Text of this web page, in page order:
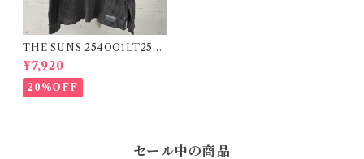
THE SUNS 254OO1LT253S
U BLK
¥7,920
20%OFF
セール中の商品